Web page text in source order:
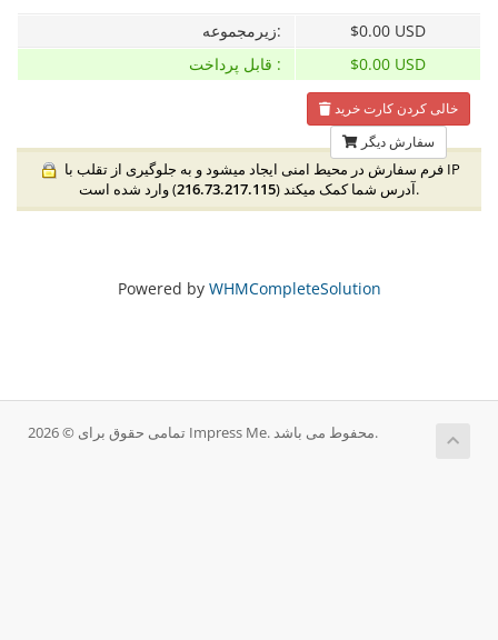
زیرمجموعه:
$0.00 USD
قابل پرداخت :
$0.00 USD
خالی کردن کارت خرید
سفارش دیگر
آدرس شما کمک میکند (216.73.217.115 ) وارد شده است.
Powered by WHMCompleteSolution
تمامی حقوق برای © 2026 Impress Me. محفوط می باشد.